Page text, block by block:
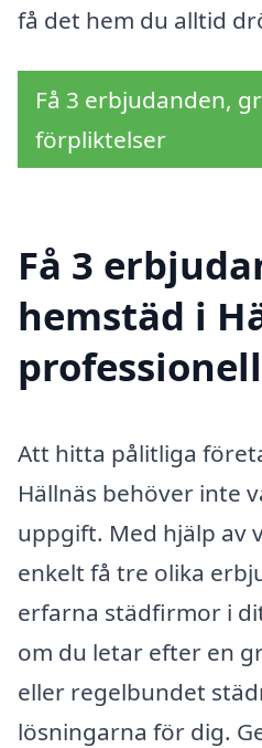
få det hem du alltid
Få 3 erbjudanden,
förpliktelser
Få 3
hemstäd i
Att hitta pålitliga
Hällnäs behöver inte
uppgift. Med hjälp av
enkelt få tre olika
erfarna städfirmor i
om du letar efter en
eller regelbundet
lösningarna för dig.